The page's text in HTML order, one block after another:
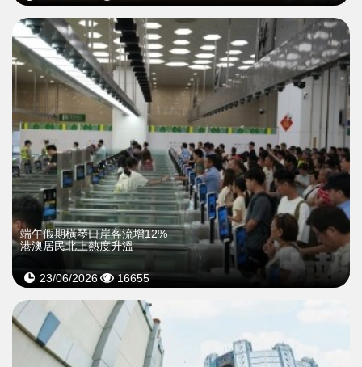
端午假期橫琴口岸客流增12%
港澳居民北上熱度升溫
23/06/2026 16655
>